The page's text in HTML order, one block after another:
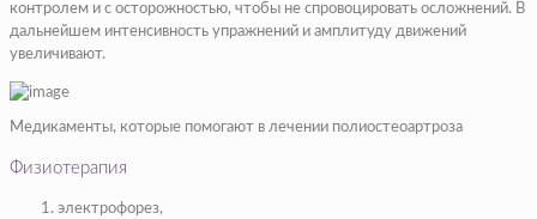
контролем и с осторожностью, чтобы не спровоцировать осложнений. В
дальнейшем интенсивность упражнений и амплитуду движений
увеличивают.
Медикаменты, которые помогают в лечении полиостеоартроза
Физиотерапия
электрофорез,